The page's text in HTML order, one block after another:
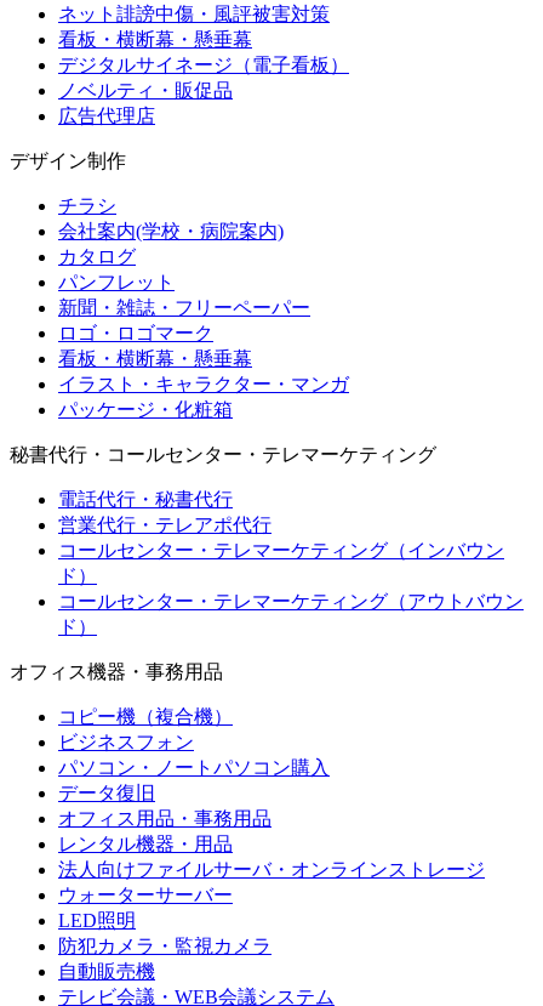
ネット誹謗中傷・風評被害対策
看板・横断幕・懸垂幕
デジタルサイネージ（電子看板）
ノベルティ・販促品
広告代理店
デザイン制作
チラシ
会社案内(学校・病院案内)
カタログ
パンフレット
新聞・雑誌・フリーペーパー
ロゴ・ロゴマーク
看板・横断幕・懸垂幕
イラスト・キャラクター・マンガ
パッケージ・化粧箱
秘書代行・コールセンター・テレマーケティング
電話代行・秘書代行
営業代行・テレアポ代行
コールセンター・テレマーケティング（インバウン
ド）
コールセンター・テレマーケティング（アウトバウン
ド）
オフィス機器・事務用品
コピー機（複合機）
ビジネスフォン
パソコン・ノートパソコン購入
データ復旧
オフィス用品・事務用品
レンタル機器・用品
法人向けファイルサーバ・オンラインストレージ
ウォーターサーバー
LED照明
防犯カメラ・監視カメラ
自動販売機
テレビ会議・WEB会議システム